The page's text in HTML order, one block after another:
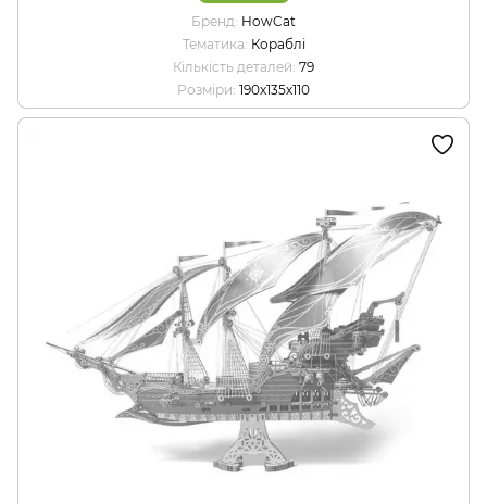
Бренд HowCat
Тематика Кораблі
Кількість деталей 79
Розміри 190х135х110